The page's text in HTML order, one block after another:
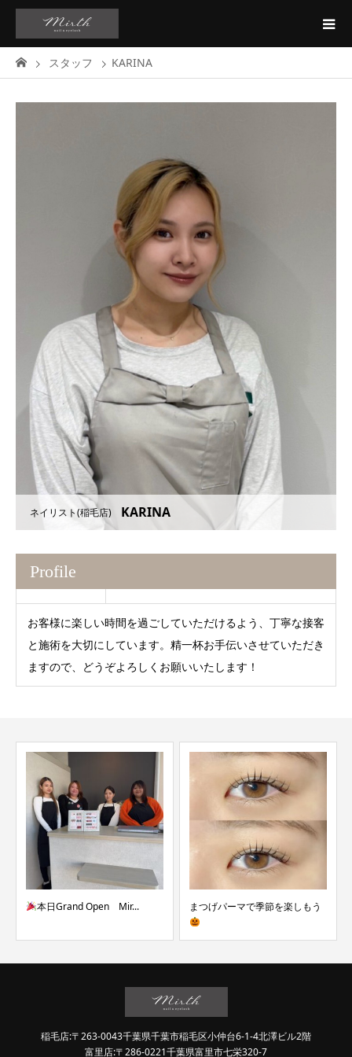
スタッフ KARINA
ネイリスト(稲毛店) KARINA
Profile
お客様に楽しい時間を過ごしていただけるよう、丁寧な接客
と施術を大切にしています。精一杯お手伝いさせていただき
ますので、どうぞよろしくお願いいたします！
本日Grand Open Mir... まつげパーマで季節を楽しもう
稲毛店:〒263-0043千葉県千葉市稲毛区小仲台6-1-4北澤ビル2階
富里店:〒286-0221千葉県富里市七栄320-7